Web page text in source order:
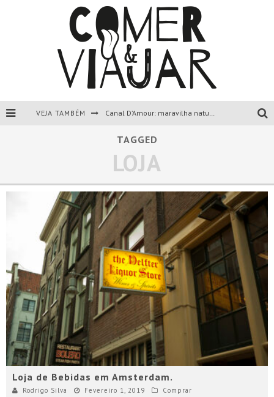
VEJA TAMBÉM Canal D’Amour: maravilha natural de Corfu, Grécia.
Liapades Beach, Corfu, Grécia.
Paleokastritsa, Corfu, Grécia.
Todas as dicas sobre a ilha de Corfu, Grécia.
TAGGED
LOJA
Loja de Bebidas em Amsterdam.
Rodrigo Silva Fevereiro 1, 2019 Comprar